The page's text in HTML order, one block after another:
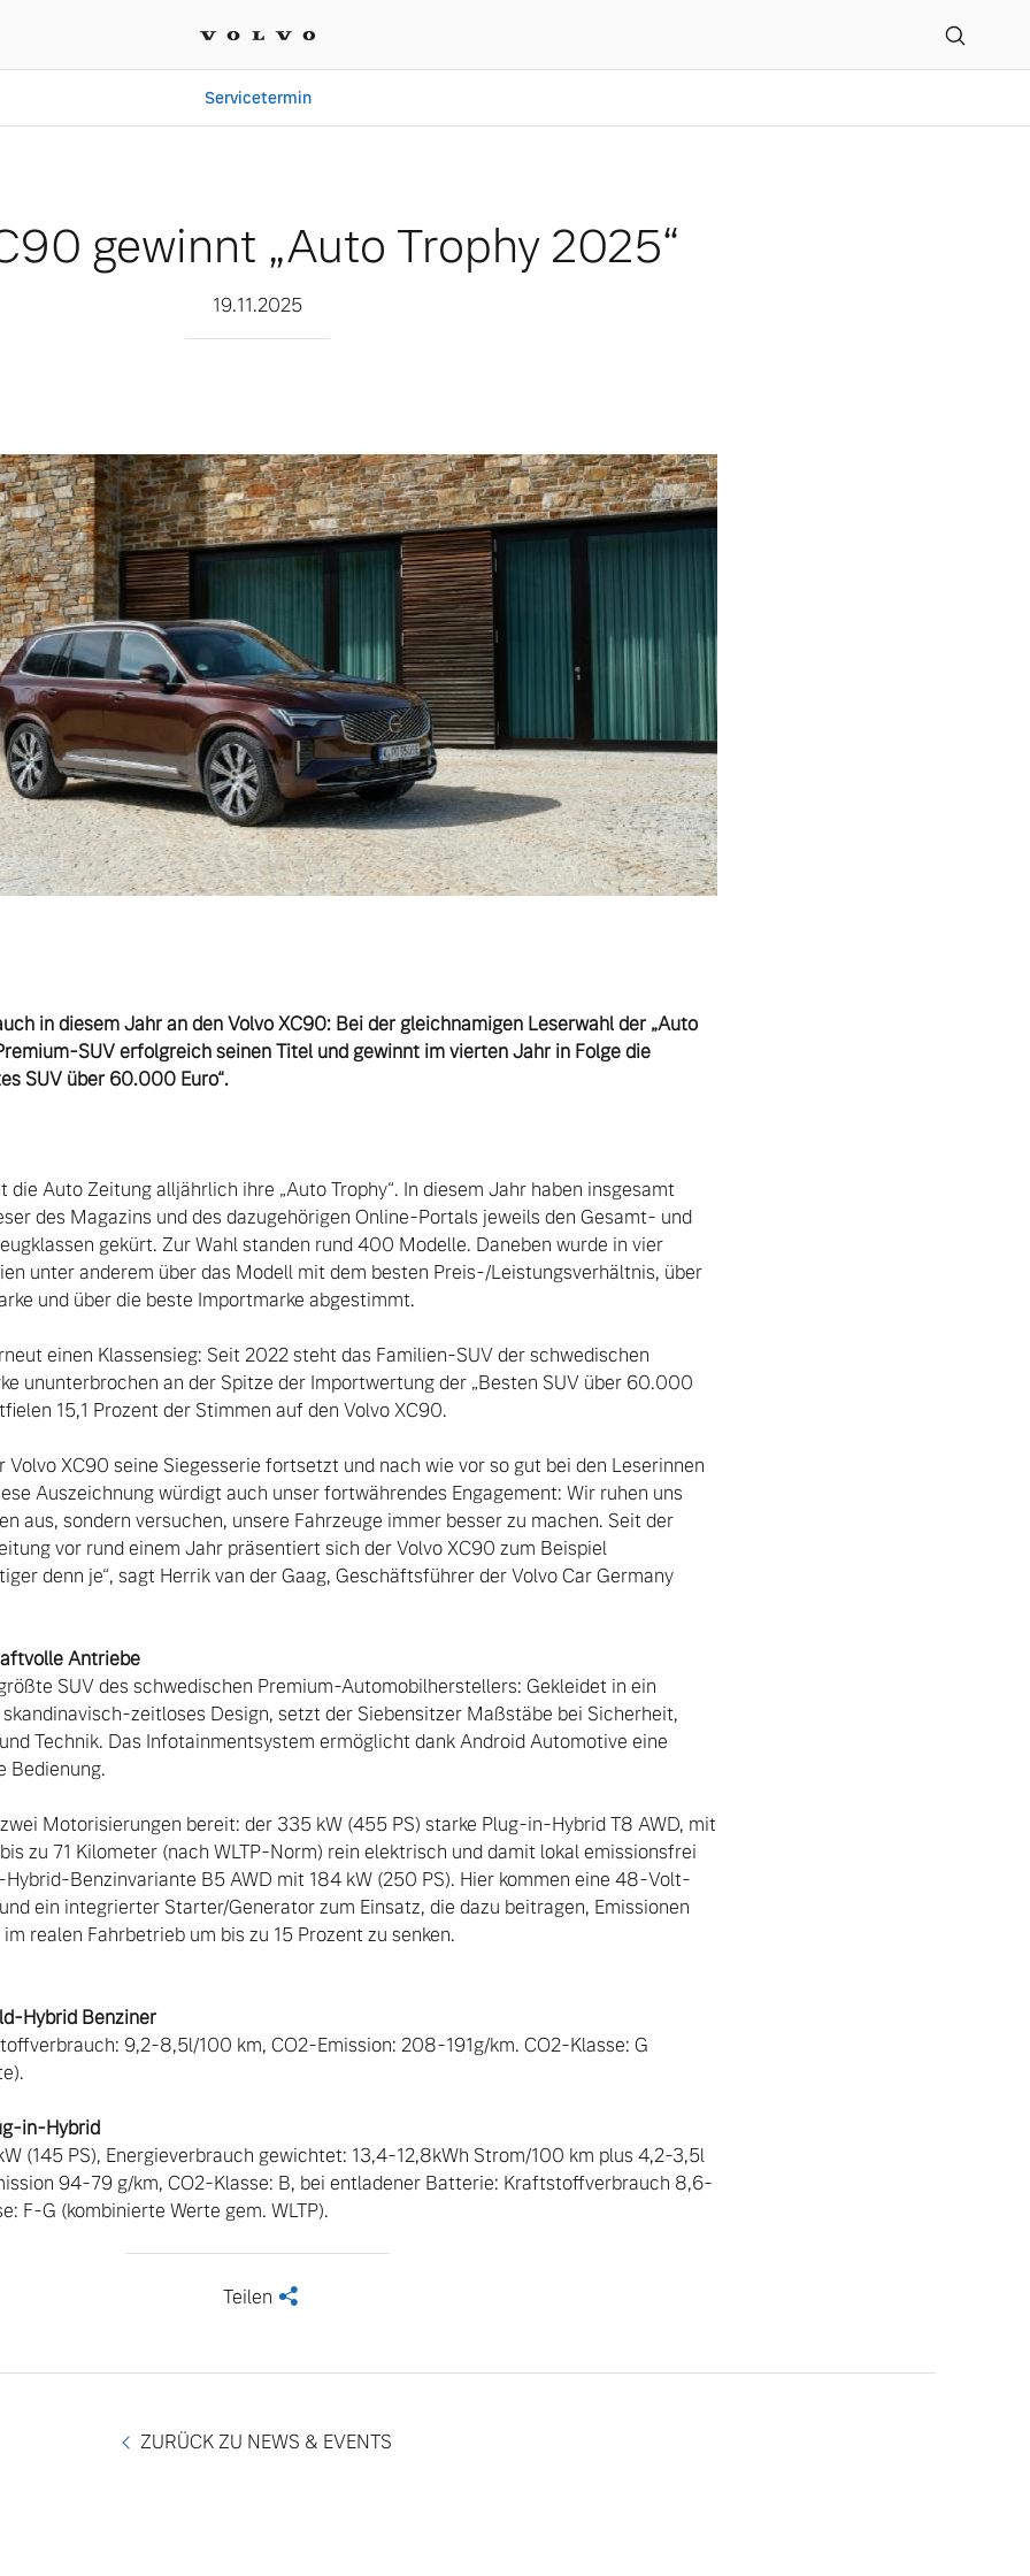
Servicetermin
gewinnt „Auto Trophy 2025“
19.11.2025
in diesem Jahr an den Volvo XC90: Bei der gleichnamigen Leserwahl der „Auto
SUV erfolgreich seinen Titel und gewinnt im vierten Jahr in Folge die
die Auto Zeitung alljährlich ihre „Auto Trophy“. In diesem Jahr haben insgesamt
des Magazins und des dazugehörigen Online-Portals jeweils den Gesamt- und
gekürt. Zur Wahl standen rund 400 Modelle. Daneben wurde in vier
unter anderem über das Modell mit dem besten Preis-/Leistungsverhältnis, über
und über die beste Importmarke abgestimmt.
einen Klassensieg: Seit 2022 steht das Familien-SUV der schwedischen
ununterbrochen an der Spitze der Importwertung der „Besten SUV über 60.000
15,1 Prozent der Stimmen auf den Volvo XC90.
Volvo XC90 seine Siegesserie fortsetzt und nach wie vor so gut bei den Leserinnen
Auszeichnung würdigt auch unser fortwährendes Engagement: Wir ruhen uns
aus, sondern versuchen, unsere Fahrzeuge immer besser zu machen. Seit der
vor rund einem Jahr präsentiert sich der Volvo XC90 zum Beispiel
denn je“, sagt Herrik van der Gaag, Geschäftsführer der Volvo Car Germany
SUV des schwedischen Premium-Automobilherstellers: Gekleidet in ein
zeitloses Design, setzt der Siebensitzer Maßstäbe bei Sicherheit,
Technik. Das Infotainmentsystem ermöglicht dank Android Automotive eine
Bedienung.
Motorisierungen bereit: der 335 kW (455 PS) starke Plug-in-Hybrid T8 AWD, mit
zu 71 Kilometer (nach WLTP-Norm) rein elektrisch und damit lokal emissionsfrei
Benzinvariante B5 AWD mit 184 kW (250 PS). Hier kommen eine 48-Volt-
ein integrierter Starter/Generator zum Einsatz, die dazu beitragen, Emissionen
realen Fahrbetrieb um bis zu 15 Prozent zu senken.
9,2-8,5l/100 km, CO2-Emission: 208-191g/km. CO2-Klasse: G
(145 PS), Energieverbrauch gewichtet: 13,4-12,8kWh Strom/100 km plus 4,2-3,5l
94-79 g/km, CO2-Klasse: B, bei entladener Batterie: Kraftstoffverbrauch 8,6-
F-G (kombinierte Werte gem. WLTP).
Teilen <
ZURÜCK ZU NEWS & EVENTS